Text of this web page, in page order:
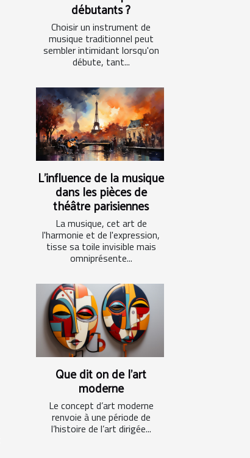
débutants ?
Choisir un instrument de
musique traditionnel peut
sembler intimidant lorsqu'on
débute, tant...
L'influence de la musique
dans les pièces de
théâtre parisiennes
La musique, cet art de
l'harmonie et de l'expression,
tisse sa toile invisible mais
omniprésente...
Que dit on de l'art
moderne
Le concept d’art moderne
renvoie à une période de
l’histoire de l’art dirigée...